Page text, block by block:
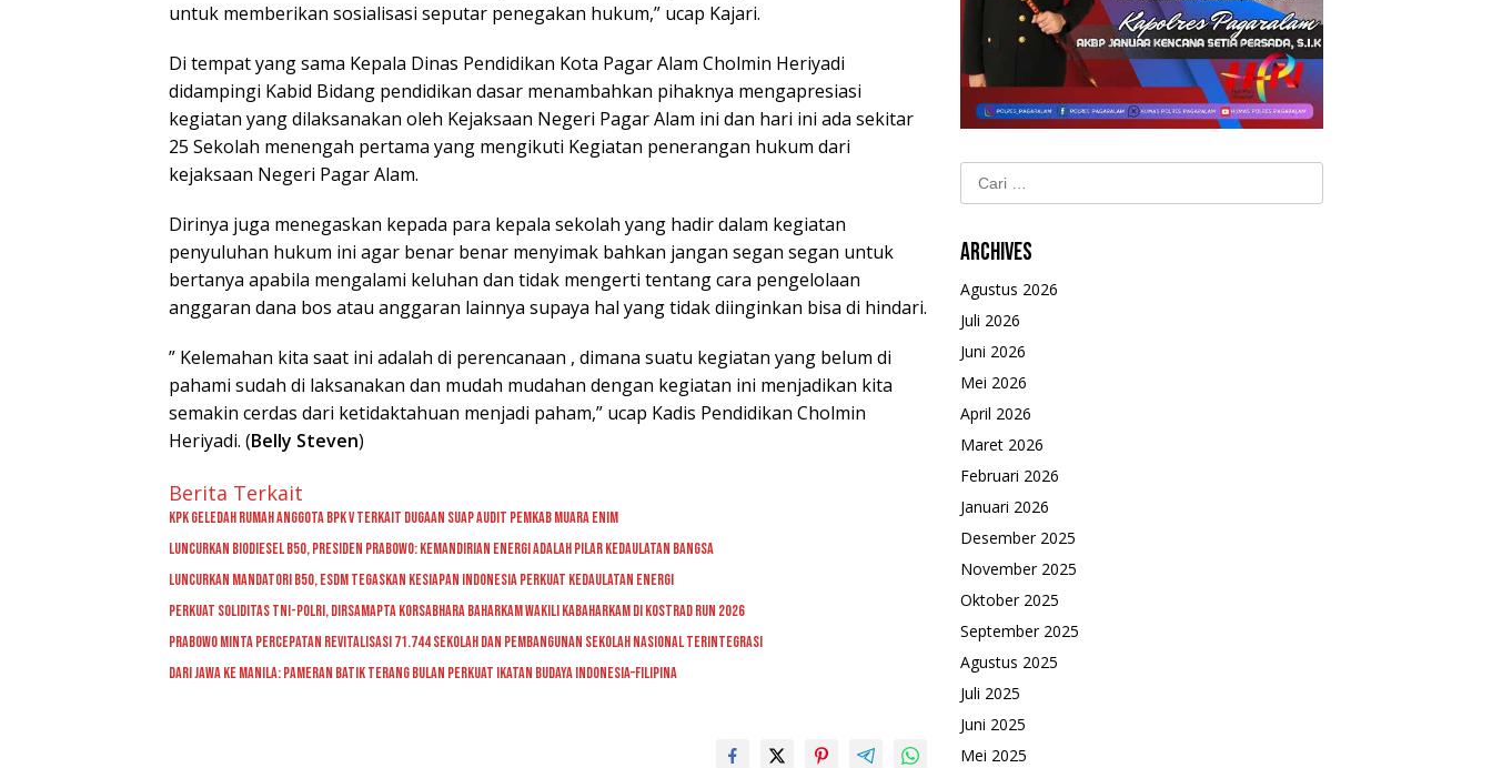
untuk memberikan sosialisasi seputar penegakan hukum,” ucap Kajari.
Di tempat yang sama Kepala Dinas Pendidikan Kota Pagar Alam Cholmin Heriyadi
didampingi Kabid Bidang pendidikan dasar menambahkan pihaknya mengapresiasi
kegiatan yang dilaksanakan oleh Kejaksaan Negeri Pagar Alam ini dan hari ini ada sekitar
25 Sekolah menengah pertama yang mengikuti Kegiatan penerangan hukum dari
kejaksaan Negeri Pagar Alam.
Dirinya juga menegaskan kepada para kepala sekolah yang hadir dalam kegiatan
penyuluhan hukum ini agar benar benar menyimak bahkan jangan segan segan untuk
bertanya apabila mengalami keluhan dan tidak mengerti tentang cara pengelolaan
anggaran dana bos atau anggaran lainnya supaya hal yang tidak diinginkan bisa di hindari.
” Kelemahan kita saat ini adalah di perencanaan , dimana suatu kegiatan yang belum di
pahami sudah di laksanakan dan mudah mudahan dengan kegiatan ini menjadikan kita
semakin cerdas dari ketidaktahuan menjadi paham,” ucap Kadis Pendidikan Cholmin
Heriyadi. (Belly Steven)
Berita Terkait
KPK Geledah Rumah Anggota BPK V Terkait Dugaan Suap Audit Pemkab Muara Enim
Luncurkan Biodiesel B50, Presiden Prabowo: Kemandirian Energi adalah Pilar Kedaulatan Bangsa
Luncurkan Mandatori B50, ESDM Tegaskan Kesiapan Indonesia Perkuat Kedaulatan Energi
Perkuat Soliditas TNI-Polri, Dirsamapta Korsabhara Baharkam Wakili Kabaharkam di Kostrad Run 2026
Prabowo Minta Percepatan Revitalisasi 71.744 Sekolah dan Pembangunan Sekolah Nasional Terintegrasi
Dari Jawa ke Manila: Pameran Batik Terang Bulan Perkuat Ikatan Budaya Indonesia–Filipina
Cari
untuk:
Archives
Agustus 2026
Juli 2026
Juni 2026
Mei 2026
April 2026
Maret 2026
Februari 2026
Januari 2026
Desember 2025
November 2025
Oktober 2025
September 2025
Agustus 2025
Juli 2025
Juni 2025
Mei 2025